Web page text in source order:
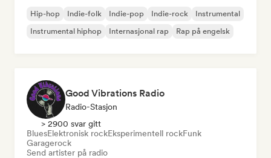
Hip-hop Indie-folk Indie-pop Indie-rock
Instrumental
Instrumental hiphop
Internasjonal rap Rap på engelsk
Good Vibrations Radio
Radio-Stasjon
> 2900 svar gitt
BluesElektronisk rockEksperimentell rockFunk
Garagerock
Send artister på radio